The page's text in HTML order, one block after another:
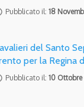
Pubblicato il: 18
del Santo
per la Regina
Pubblicato il: 10